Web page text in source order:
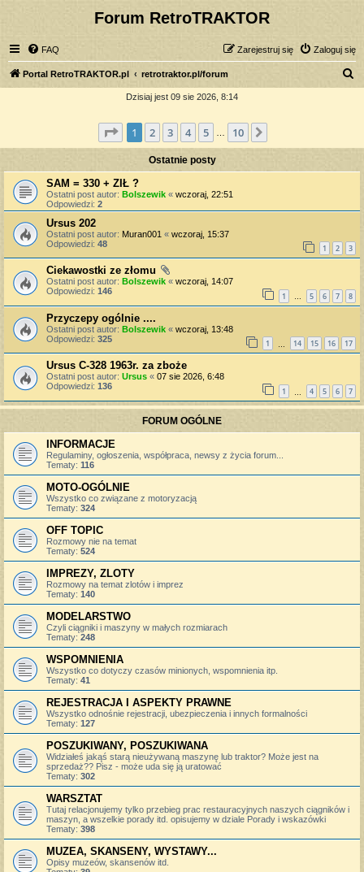
Forum RetroTRAKTOR
FAQ Zaloguj się
Zarejestruj się
Portal RetroTRAKTOR.pl retrotraktor.pl/forum
a
j
Dzisiaj jest 09 sie 2026, 8:14
Strona z10
1 2 3 4 5 10
Ostatnie posty
SAM = 330 + ZIŁ ?
Ostatni post autor: Bolszewik « wczoraj, 22:51
Odpowiedzi: 2
Ursus 202
Ostatni post autor: Muran001 « wczoraj, 15:37
Odpowiedzi: 48 1 2 3
Ciekawostki ze złomu
Ostatni post autor: Bolszewik « wczoraj, 14:07
Odpowiedzi: 146 1 … 5 6 7 8
Przyczepy ogólnie ....
Ostatni post autor: Bolszewik « wczoraj, 13:48
Odpowiedzi: 325 1 14 15 16 17
Ursus C-328 1963r. za zboże
Ostatni post autor: Ursus « 07 sie 2026, 6:48
Odpowiedzi: 136 1 4 5 6 7
FORUM OGÓLNE
INFORMACJE
Regulaminy, ogłoszenia, współpraca, newsy z życia forum...
Tematy: 116
MOTO-OGÓLNIE
Wszystko co związane z motoryzacją
Tematy: 324
OFF TOPIC
Rozmowy nie na temat
Tematy: 524
IMPREZY, ZLOTY
Rozmowy na temat zlotów i imprez
Tematy: 140
MODELARSTWO
Czyli ciągniki i maszyny w małych rozmiarach
Tematy: 248
WSPOMNIENIA
Wszystko co dotyczy czasów minionych, wspomnienia itp.
Tematy: 41
REJESTRACJA I ASPEKTY PRAWNE
Wszystko odnośnie rejestracji, ubezpieczenia i innych formalności
Tematy: 127
POSZUKIWANY, POSZUKIWANA
Widziałeś jakąś starą nieużywaną maszynę lub traktor? Może jest na
sprzedaż?? Pisz - może uda się ją uratować
Tematy: 302
WARSZTAT
Tutaj relacjonujemy tylko przebieg prac restauracyjnych naszych ciągników i
maszyn, a wszelkie porady itd. opisujemy w dziale Porady i wskazówki
Tematy: 398
MUZEA, SKANSENY, WYSTAWY...
Opisy muzeów, skansenów itd.